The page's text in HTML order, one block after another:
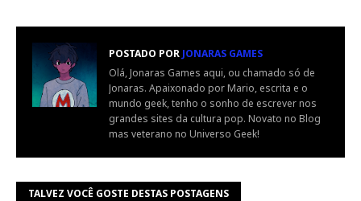
POSTADO POR JONARAS GAMES
Olá, Jonaras Games aqui, ou chamado só de
Jonaras. Apaixonado por Mario, escrita e o
mundo geek, tenho o sonho de escrever nos
grandes sites da cultura pop. Novato no Blog
mas veterano no Universo Geek!
TALVEZ VOCÊ GOSTE DESTAS POSTAGENS